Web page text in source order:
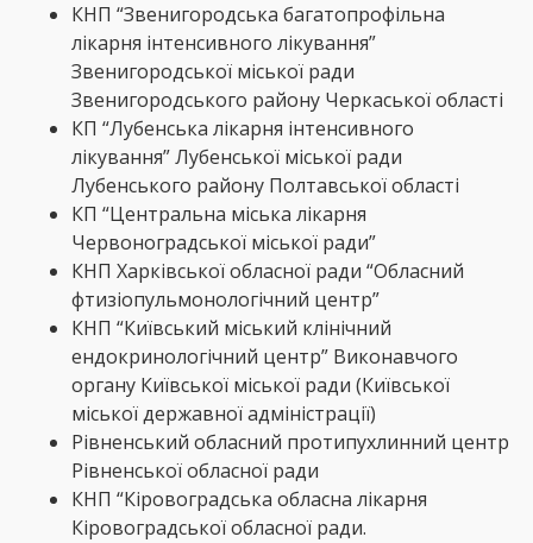
КНП “Звенигородська багатопрофільна
лікарня інтенсивного лікування”
Звенигородської міської ради
Звенигородського району Черкаської області
КП “Лубенська лікарня інтенсивного
лікування” Лубенської міської ради
Лубенського району Полтавської області
КП “Центральна міська лікарня
Червоноградської міської ради”
КНП Харківської обласної ради “Обласний
фтизіопульмонологічний центр”
КНП “Київський міський клінічний
ендокринологічний центр” Виконавчого
органу Київської міської ради (Київської
міської державної адміністрації)
Рівненський обласний протипухлинний центр
Рівненської обласної ради
КНП “Кіровоградська обласна лікарня
Кіровоградської обласної ради.